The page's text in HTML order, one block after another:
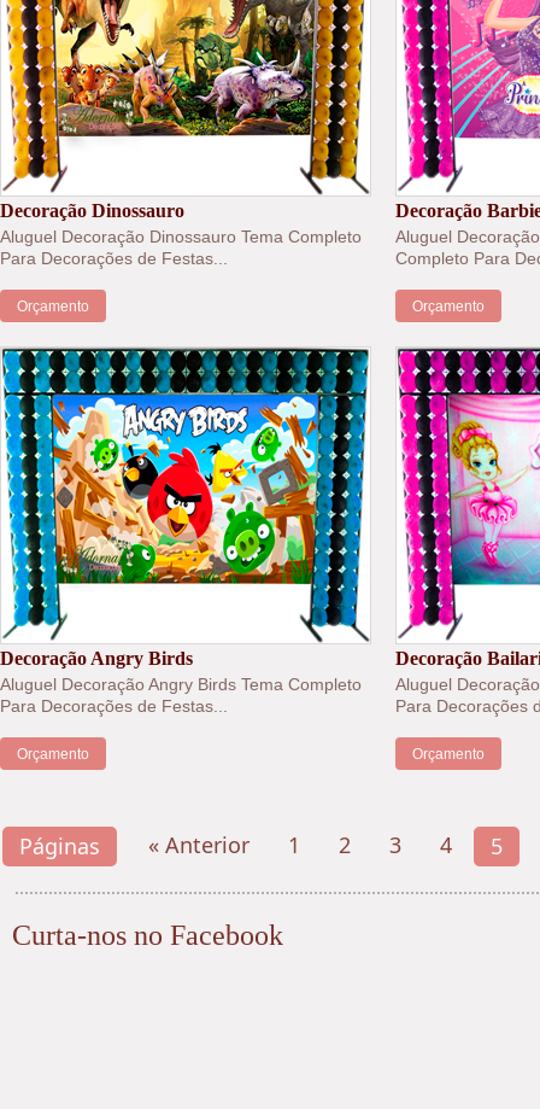
Decoração Dinossauro
Aluguel Decoração Dinossauro Tema Completo
Para Decorações de Festas...
Orçamento
Decoração
Aluguel
Completo Para
Orçamento
Decoração Angry Birds
Aluguel Decoração Angry Birds Tema Completo
Para Decorações de Festas...
Orçamento
Decoração
Aluguel
Para Decorações
Orçamento
Páginas « Anterior 1 2 3 4 5
Curta-nos no Facebook